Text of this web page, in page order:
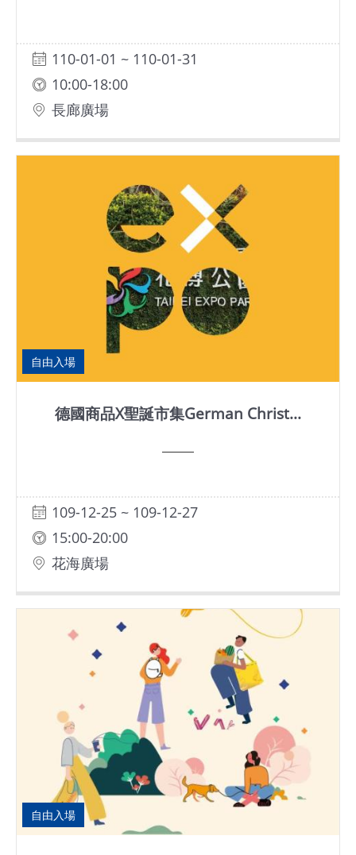
110-01-01 ~ 110-01-31
10:00-18:00
長廊廣場
自由入場
德國商品X聖誕市集German Christ...
109-12-25 ~ 109-12-27
15:00-20:00
花海廣場
自由入場